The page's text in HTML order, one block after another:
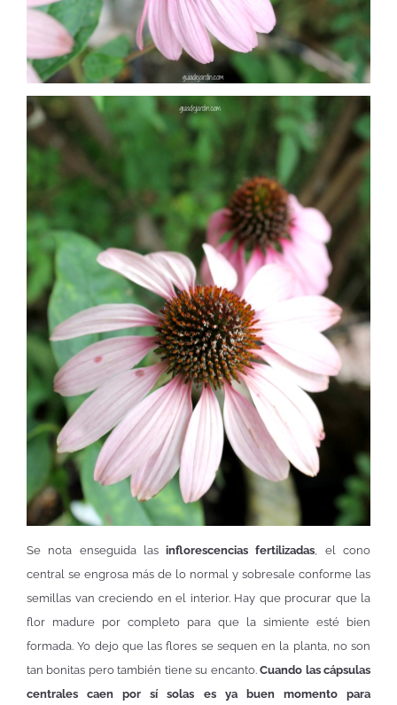
Se nota enseguida lasinflorescencias fertilizadas, el cono
central se engrosa más de lo normal y sobresale conforme las
semillas van creciendo en el interior. Hay que procurar que la
flor madure por completo para que la simiente esté bien
formada. Yo dejo que las flores se sequen en la planta, no son
tan bonitas pero también tiene su encanto.Cuando las cápsulas
centrales caen por sí solas es ya buen momento para